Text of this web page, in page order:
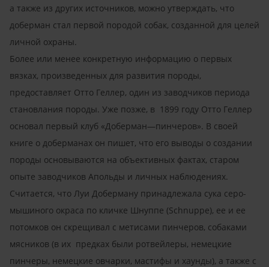
а также из других источников, можно утверждать, что
доберман стал первой породой собак, созданной для целей
личной охраны.
Более или менее конкретную информацию о первых
вязках, произведенных для развития породы,
предоставляет Отто Геллер, один из заводчиков периода
становлания породы. Уже позже, в 1899 году Отто Геллер
основал первый клуб «Доберман—пинчеров». В своей
книге о доберманах он пишет, что его выводы о создании
породы основываются на объективных фактах, старом
опыте заводчиков Апольды и личных наблюдениях.
Считается, что Луи Доберману принадлежала сука серо-
мышиного окраса по кличке Шнуппе (Schnuppe), ее и ее
потомков он скрещивал с метисами пинчеров, собаками
мясников (в их предках были ротвейлеры, немецкие
пинчеры, немецкие овчарки, мастифы и хаунды), а также с